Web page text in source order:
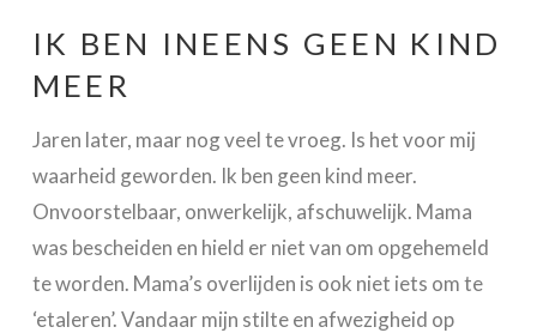
IK BEN INEENS GEEN KIND
MEER
Jaren later, maar nog veel te vroeg. Is het voor mij
waarheid geworden. Ik ben geen kind meer.
Onvoorstelbaar, onwerkelijk, afschuwelijk. Mama
was bescheiden en hield er niet van om opgehemeld
te worden. Mama’s overlijden is ook niet iets om te
‘etaleren’. Vandaar mijn stilte en afwezigheid op